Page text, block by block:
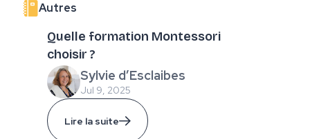
Autres
Quelle formation Montessori
choisir ?
Sylvie d’Esclaibes
Jul 9, 2025
Lire la suite